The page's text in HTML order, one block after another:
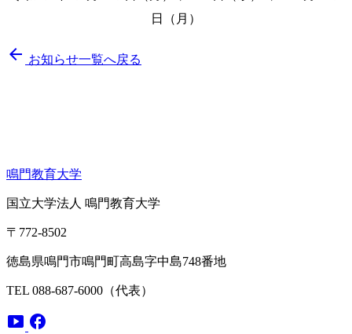
日（月）
arrow_back お知らせ一覧へ戻る
鳴門教育大学
国立大学法人 鳴門教育大学
〒772-8502
徳島県鳴門市鳴門町高島字中島748番地
TEL 088-687-6000（代表）
smart_display facebook